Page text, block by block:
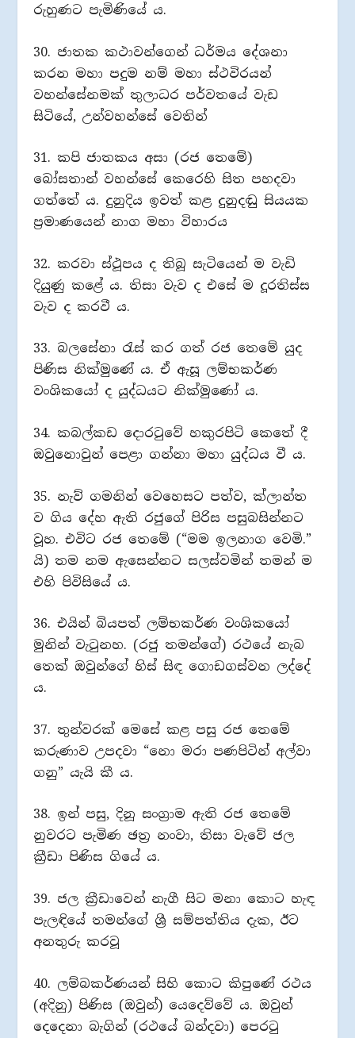
රුහුණට පැමිණියේ ය.
30. ජාතක කථාවන්ගෙන් ධර්මය දේශනා
කරන මහා පදුම නම් මහා ස්ථවිරයන්
වහන්සේනමක් තුලාධර පර්වතයේ වැඩ
සිටියේ, උන්වහන්සේ වෙතින්
31. කපි ජාතකය අසා (රජ තෙමේ)
බෝසතාන් වහන්සේ කෙරෙහි සිත පහදවා
ගත්තේ ය. දුනුදිය ඉවත් කළ දුනුදඬු සියයක
ප්‍රමාණයෙන් නාග මහා විහාරය
32. කරවා ස්ථූපය ද තිබූ සැටියෙන් ම වැඩි
දියුණු කළේ ය. තිසා වැව ද එසේ ම දූරතිස්ස
වැව ද කරවී ය.
33. බලසේනා රැස් කර ගත් රජ තෙමේ යුද
පිණිස නික්මුණේ ය. ඒ ඇසූ ලම්භකර්ණ
වංශිකයෝ ද යුද්ධයට නික්මුණෝ ය.
34. කබල්කඩ දොරටුවේ හකුරපිටි කෙතේ දී
ඔවුනොවුන් පෙළා ගන්නා මහා යුද්ධය වී ය.
35. නැව් ගමනින් වෙහෙසට පත්ව, ක්ලාන්ත
ව ගිය දේහ ඇති රජුගේ පිරිස පසුබසින්නට
වූහ. එවිට රජ තෙමේ (“මම ඉලනාග වෙමි.”
යි) තම නම ඇසෙන්නට සලස්වමින් තමන් ම
එහි පිවිසියේ ය.
36. එයින් බියපත් ලම්භකර්ණ වංශිකයෝ
මුනින් වැටුනහ. (රජු තමන්ගේ) රථයේ නැබ
තෙක් ඔවුන්ගේ හිස් සිඳ ගොඩගස්වන ලද්දේ
ය.
37. තුන්වරක් මෙසේ කළ පසු රජ තෙමේ
කරුණාව උපදවා “නො මරා පණපිටින් අල්වා
ගනු” යැයි කී ය.
38. ඉන් පසු, දිනූ සංග්‍රාම ඇති රජ තෙමේ
නුවරට පැමිණ ඡත්‍ර නංවා, තිසා වැවේ ජල
ක්‍රීඩා පිණිස ගියේ ය.
39. ජල ක්‍රීඩාවෙන් නැගී සිට මනා කොට හැඳ
පැලඳියේ තමන්ගේ ශ්‍රී සම්පත්තිය දැක, ඊට
අනතුරු කරවූ
40. ලම්බකර්ණයන් සිහි කොට කිපුණේ රථය
(අදිනු) පිණිස (ඔවුන්) යෙදෙව්වේ ය. ඔවුන්
දෙදෙනා බැගින් (රථයේ බන්දවා) පෙරටු